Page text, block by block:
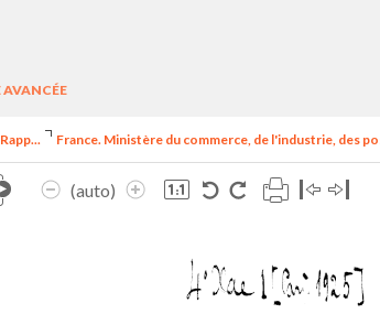
AVANCÉE
France. Ministère du commerce, de l'industrie, des
(auto)